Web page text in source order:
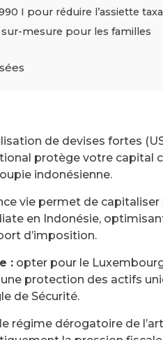
I pour réduire l’assiette
sur-mesure pour les familles
de devises fortes
protège votre capital
indonésienne.
vie permet de capitaliser
en Indonésie,
d’imposition.
:opter pour le
protection des actifs
de Sécurité.
régime dérogatoire de